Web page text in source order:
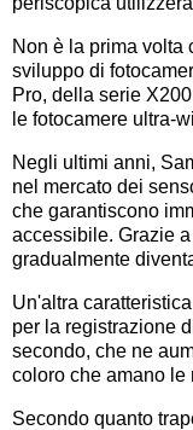
Non è la prima volta
sviluppo di
Pro, della serie
le fotocamere ultra-
Negli ultimi anni,
nel mercato dei
che garantiscono
accessibile. Grazie
gradualmente
Un'altra
per la registrazione
secondo, che ne
coloro che amano le
Secondo quanto